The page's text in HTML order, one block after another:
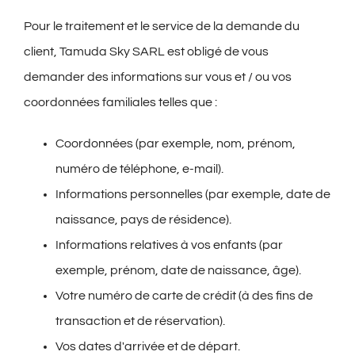
Pour le traitement et le service de la demande du
client, Tamuda Sky SARL est obligé de vous
demander des informations sur vous et / ou vos
coordonnées familiales telles que :
Coordonnées (par exemple, nom, prénom,
numéro de téléphone, e-mail).
Informations personnelles (par exemple, date de
naissance, pays de résidence).
Informations relatives à vos enfants (par
exemple, prénom, date de naissance, âge).
Votre numéro de carte de crédit (à des fins de
transaction et de réservation).
Vos dates d'arrivée et de départ.